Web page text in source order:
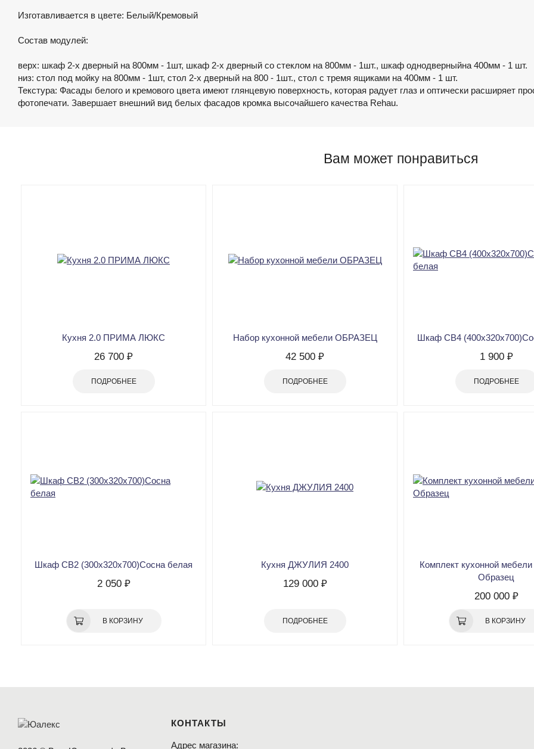
Изготавливается в цвете: Белый/Кремовый
Состав модулей:
верх: шкаф 2-х дверный на 800мм - 1шт, шкаф 2-х дверный со стеклом на 800мм - 1шт., шкаф однодверныйна 400мм - 1 шт.
низ: стол под мойку на 800мм - 1шт, стол 2-х дверный на 800 - 1шт., стол с тремя ящиками на 400мм - 1 шт.
Текстура: Фасады белого и кремового цвета имеют глянцевую поверхность, которая радует глаз и оптически расширяет
фотопечати. Завершает внешний вид белых фасадов кромка высочайшего качества Rehau.
Вам может понравиться
Кухня 2.0 ПРИМА ЛЮКС
26 700 ₽
ПОДРОБНЕЕ
Набор кухонной мебели ОБРАЗЕЦ
42 500 ₽
ПОДРОБНЕЕ
Шкаф CВ4
1 900 ₽
ПОДРОБНЕЕ
Шкаф CВ2 (300х320х700)Сосна белая
2 050 ₽
В КОРЗИНУ
Кухня ДЖУЛИЯ 2400
129 000 ₽
ПОДРОБНЕЕ
Комплект кухонной
Образец
200 000 ₽
В КОРЗИНУ
КОНТАКТЫ
Адрес магазина: